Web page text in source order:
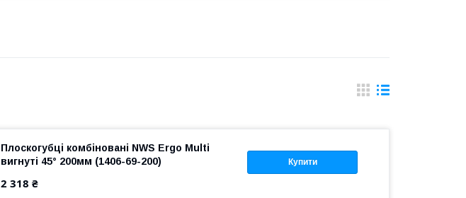
Купити
Плоскогубці комбіновані NWS Ergo Multi
вигнуті 45° 200мм (1406-69-200)
2 318 ₴